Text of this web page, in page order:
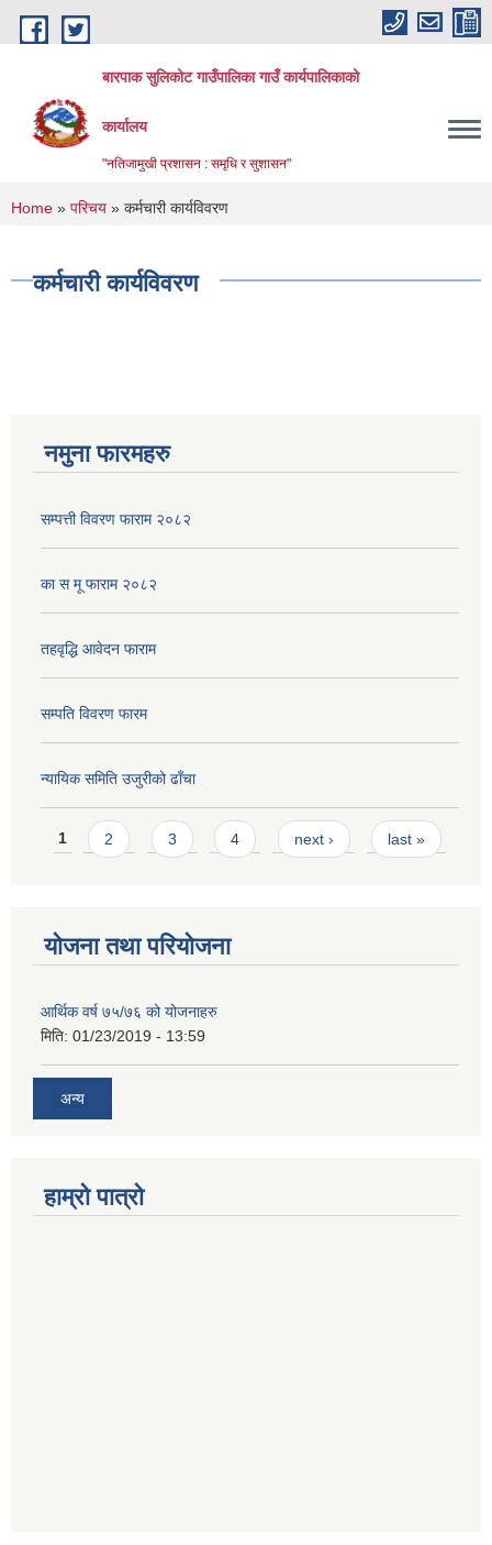
Skip to main content
बारपाक सुलिकोट गाउँपालिका गाउँ कार्यपालिकाको
कार्यालय
"नतिजामुखी प्रशासन : समृधि र सुशासन"
You are here
Home » परिचय » कर्मचारी कार्यविवरण
कर्मचारी कार्यविवरण
नमुना फारमहरु
सम्पत्ती विवरण फाराम २०८२
का स मू फाराम २०८२
तहवृद्धि आवेदन फाराम
सम्पति विवरण फारम
न्यायिक समिति उजुरीको ढाँचा
Pages
1 2 3 4 next › last »
योजना तथा परियोजना
आर्थिक वर्ष ७५/७६ को योजनाहरु
मिति: 01/23/2019 - 13:59
अन्य
हाम्रो पात्रो